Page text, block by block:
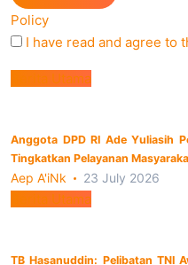
Policy
I have read and agree to
Berita Utama
Anggota DPD RI Ade Yuliasih
Tingkatkan Pelayanan
Aep A'iNk 23 July 2026
Berita Utama
TB Hasanuddin: Pelibatan TNI